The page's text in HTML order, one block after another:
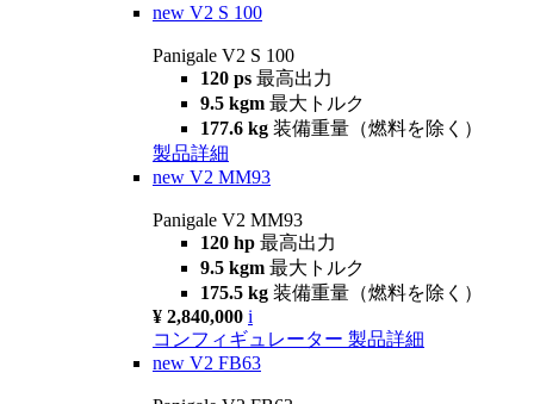
new V2 S 100
Panigale V2 S 100
120 ps 最高出力
9.5 kgm 最大トルク
177.6 kg 装備重量（燃料を除く）
製品詳細
new V2 MM93
Panigale V2 MM93
120 hp 最高出力
9.5 kgm 最大トルク
175.5 kg 装備重量（燃料を除く）
¥ 2,840,000 i
コンフィギュレーター 製品詳細
new V2 FB63